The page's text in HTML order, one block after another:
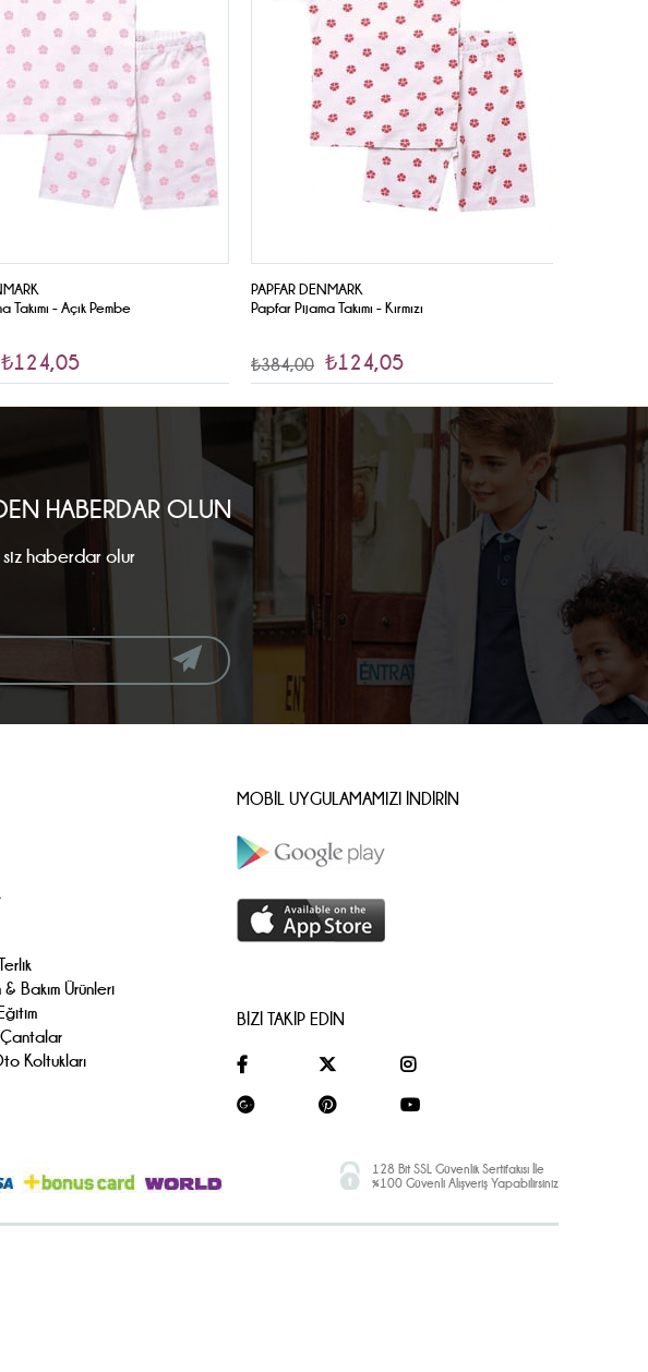
Takımı - Açık Pembe
₺124,05
PAPFAR DENMARK
Papfar Pijama Takımı - Kırmızı
₺124,05
₺384,00
HABERDAR OLUN
haberdar olur
Bakım Ürünleri
Çantalar
Koltukları
MOBİL UYGULAMAMIZI İNDİRİN
BİZİ TAKİP EDİN
128 Bit SSL Güvenlik Sertifakısı İle
%100 Güvenli Alışveriş Yapabilirsiniz